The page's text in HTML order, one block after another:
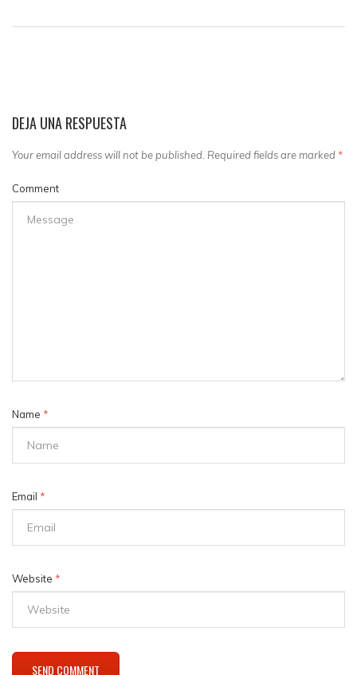
DEJA UNA RESPUESTA
Your email address will not be published. Required fields are marked *
Comment
Name *
Email *
Website *